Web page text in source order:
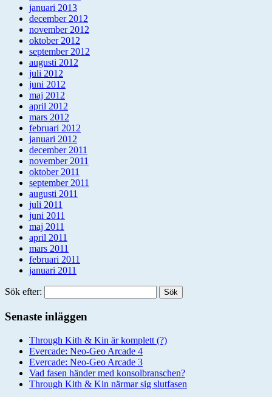
januari 2013
december 2012
november 2012
oktober 2012
september 2012
augusti 2012
juli 2012
juni 2012
maj 2012
april 2012
mars 2012
februari 2012
januari 2012
december 2011
november 2011
oktober 2011
september 2011
augusti 2011
juli 2011
juni 2011
maj 2011
april 2011
mars 2011
februari 2011
januari 2011
Sök efter:
Senaste inläggen
Through Kith & Kin är komplett (?)
Evercade: Neo-Geo Arcade 4
Evercade: Neo-Geo Arcade 3
Vad fasen händer med konsolbranschen?
Through Kith & Kin närmar sig slutfasen